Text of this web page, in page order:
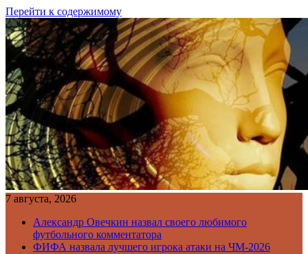
Перейти к содержимому
7 августа, 2026
Александр Овечкин назвал своего любимого
футбольного комментатора
ФИФА назвала лучшего игрока атаки на ЧМ-2026